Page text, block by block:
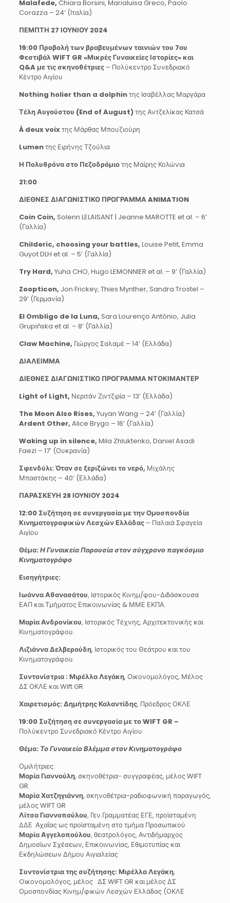
Malafede, Chiara Borsini, Marialuisa Greco, Paolo
Corazza – 24’ (Ιταλία)
ΠΕΜΠΤΗ 27 ΙΟΥΝΙΟΥ 2024
19:00 Προβολή των βραβευμένων ταινιών του 7ου
Φεστιβάλ WIFT GR «Μικρές Γυναικείες Ιστορίες» και
Q&A με τις σκηνοθέτριες – Πολύκεντρο Συνεδριακό
Κέντρο Αιγίου
Nothing holier than a dolphinτης Ισαβέλλας Μαργάρα
Τέλη Αυγούστου (End of August)της Αντζελίκας Κατσά
À deux voixτης Μάρθας Μπουζιούρη
Lumenτης Ειρήνης Τζούλια
Η Πολυθρόνα στο Πεζοδρόμιοτης Μαίρης Κολώνια
21:00
ΔΙΕΘΝΕΣ ΔΙΑΓΩΝΙΣΤΙΚΟ ΠΡΟΓΡΑΜΜΑANIMATION
Coin Coin, Solenn LELAISANT | Jeanne MAROTTE et al. – 6’
(Γαλλία)
Childeric, choosing your battles, Louise Petit, Emma
Guyot DLH et al. – 5’ (Γαλλία)
Try Hard, Yuha CHO, Hugo LEMONNIER et al. – 9’ (Γαλλία)
Zoopticon, Jon Frickey, Thies Mynther, Sandra Trostel –
29’ (Γερμανία)
El Ombligo de la Luna, Sara Lourenço António, Julia
Grupińska et al. – 8’ (Γαλλία)
Claw Machine, Γιώργος Σαλαμέ – 14’ (Ελλάδα)
ΔΙΑΛΕΙΜΜΑ
ΔΙΕΘΝΕΣ ΔΙΑΓΩΝΙΣΤΙΚΟ ΠΡΟΓΡΑΜΜΑ ΝΤΟΚΙΜΑΝΤΕΡ
Light of Light, Νεριτάν Ζιντζιρία – 13’ (Ελλάδα)
The Moon Also Rises, Yuyan Wang – 24’ (Γαλλία)
Ardent Other, Alice Brygo – 16’ (Γαλλία)
Waking up in silence, Mila Zhluktenko, Daniel Asadi
Faezi – 17’ (Ουκρανία)
Σφενδύλι: Όταν σε ξεριζώνει το νερό, Μιχάλης
Μπαστάκης – 40’ (Ελλάδα)
ΠΑΡΑΣΚΕΥΗ 28 ΙΟΥΝΙΟΥ 2024
12:00 Συζήτηση σε συνεργασία με την Ομοσπονδία
Κινηματογραφικών Λεσχών Ελλάδας – Παλαιά Σφαγεία
Αιγίου
Θέμα: Η Γυναικεία Παρουσία στον σύγχρονο παγκόσμιο
Κινηματογράφο
Εισηγήτριες:
Ιωάννα Αθανασάτου, Ιστορικός Κινημ/φου-Διδάσκουσα
ΕΑΠ και Τμήματος Επικοινωνίας & ΜΜΕ ΕΚΠΑ.
Μαρία Ανδρονίκου, Ιστορικός Τέχνης, Αρχιτεκτονικής και
Κινηματογράφου.
Λιζιάννα Δελβερούδη, Ιστορικός του Θεάτρου και του
Κινηματογράφου.
Συντονίστρια : Μιρέλλα Λεγάκη, Οικονομολόγος, Μέλος
ΔΣ ΟΚΛΕ και Wift GR
Χαιρετισμός: Δημήτρης Καλαντίδης, Πρόεδρος ΟΚΛΕ
19:00 Συζήτηση σε συνεργασία με τοWIFT GR –
Πολύκεντρο Συνεδριακό Κέντρο Αιγίου
Θέμα: Το Γυναικείο Βλέμμα στον Κινηματογράφο
Ομιλήτριες:
Μαρία Γιαννούλη, σκηνοθέτρια- συγγραφέας, μέλος WIFT
GR.
Μαρία Χατζηγιάννη, σκηνοθέτρια-ραδιοφωνική παραγωγός,
μέλος WIFT GR
Λίτσα Γιαννοπούλου, Γεν.Γραμματέας ΕΓΕ, προϊσταμένη
ΔΔΕ Αχαΐας ως προϊσταμένη στο τμήμα Προσωπικού
Μαρία Αγγελοπούλου, θεατρολόγος, Αντιδήμαρχος
Δημοσίων Σχέσεων, Επικοινωνίας, Εθιμοτυπίας και
Εκδηλώσεων Δήμου Αιγιαλείας
Συντονίστρια της συζήτησης: Μιρέλλα Λεγάκη,
Oικονομολόγος, μέλος ΔΣ WIFT GR και μέλος ΔΣ
Ομοσπονδίας Κινημ/φικών Λεσχών Ελλάδας (ΟΚΛΕ